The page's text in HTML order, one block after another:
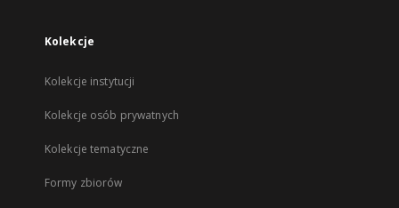
Kolekcje
Kolekcje instytucji
Kolekcje osób prywatnych
Kolekcje tematyczne
Formy zbiorów